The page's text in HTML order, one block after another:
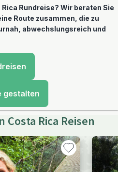
Rundreise? Wir beraten Sie
Route zusammen, die zu
abwechslungsreich und
gestalten
Rica Reisen